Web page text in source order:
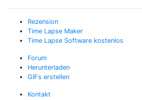
Rezension
Time Lapse Maker
Time Lapse Software kostenlos
Forum
Herunterladen
GIFs erstellen
Kontakt